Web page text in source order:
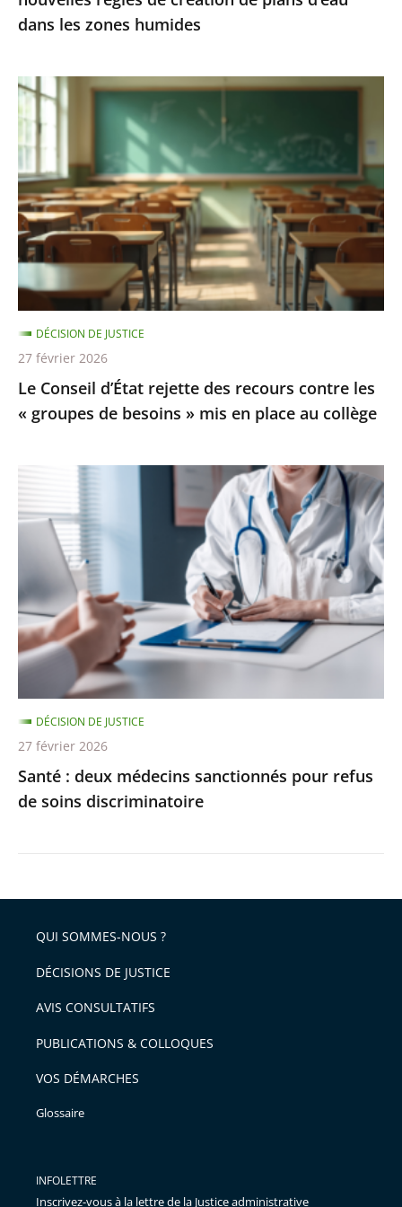
dans
zones
humides
dans les zones humides
Le
Conseil
d’État
rejette
des
recours
contre
les
«
groupes
de
besoins
»
mis
place
collège
Le Conseil d’État rejette des recours contre les
« groupes de besoins » mis en place au collège
DÉCISION DE JUSTICE
27 février 2026
:
deux
médecins
sanctionnés
pour
refus
de
soins
discriminatoire
Santé : deux médecins sanctionnés pour refus
de soins discriminatoire
DÉCISION DE JUSTICE
27 février 2026
QUI SOMMES-NOUS ?
DÉCISIONS DE JUSTICE
AVIS CONSULTATIFS
PUBLICATIONS & COLLOQUES
VOS DÉMARCHES
Glossaire
INFOLETTRE
Inscrivez-vous à la lettre de la Justice administrative